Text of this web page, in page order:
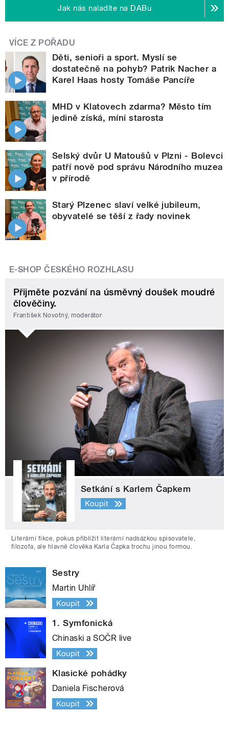
Jak nás naladíte na DABu
VÍCE Z POŘADU
Děti, senioři a sport. Myslí se
dostatečně na pohyb? Patrik Nacher a
Karel Haas hosty Tomáše Pancíře
MHD v Klatovech zdarma? Město tím
jedině získá, míní starosta
Selský dvůr U Matoušů v Plzni - Bolevci
patří nově pod správu Národního muzea
v přírodě
Starý Plzenec slaví velké jubileum,
obyvatelé se těší z řady novinek
E-SHOP ČESKÉHO ROZHLASU
Přijměte pozvání na úsměvný doušek moudré
člověčiny.
František Novotný, moderátor
Setkání s Karlem Čapkem
Koupit
Literární fikce, pokus přiblížit literární nadsázkou spisovatele,
filozofa, ale hlavně člověka Karla Čapka trochu jinou formou.
Sestry
Martin Uhlíř
Koupit
1. Symfonická
Chinaski a SOČR live
Koupit
Klasické pohádky
Daniela Fischerová
Koupit